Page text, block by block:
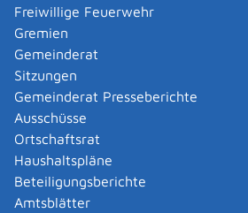
Freiwillige Feuerwehr
Gremien
Gemeinderat
Sitzungen
Gemeinderat Presseberichte
Ausschüsse
Ortschaftsrat
Haushaltspläne
Beteiligungsberichte
Amtsblätter
Organisationseinheiten
Finanzverwaltung
Ordnungsamt
Ortsbauamt
Presse- und Öffentlichkeitsarbeit
Tourist-Info
Leistungen